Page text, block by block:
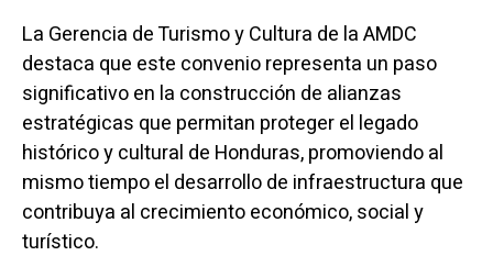
La Gerencia de Turismo y Cultura de la AMDC
destaca que este convenio representa un paso
significativo en la construcción de alianzas
estratégicas que permitan proteger el legado
histórico y cultural de Honduras, promoviendo al
mismo tiempo el desarrollo de infraestructura que
contribuya al crecimiento económico, social y
turístico.